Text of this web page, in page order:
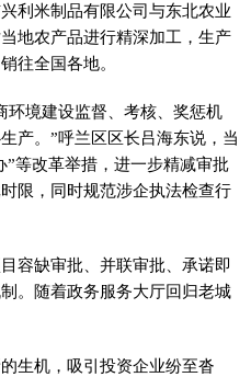
利米制品有限公司与东北农业
地农产品进行精深加工，生产
往全国各地。
环境建设监督、考核、奖惩机
产。”呼兰区区长吕海东说，当
”等改革举措，进一步精减审批
限，同时规范涉企执法检查行
容缺审批、并联审批、承诺即
。随着政务服务大厅回归老城
生机，吸引投资企业纷至沓